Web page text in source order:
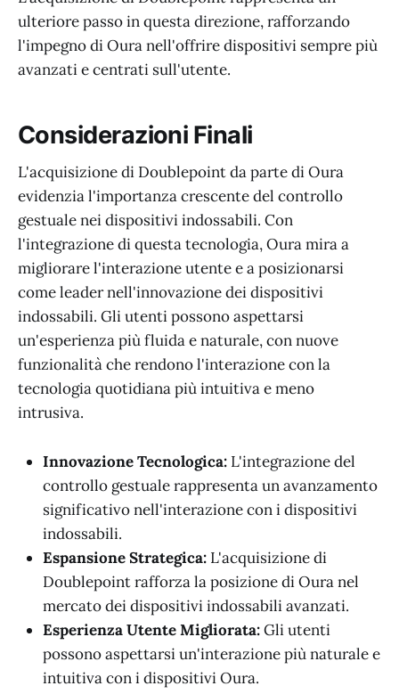
ulteriore passo in questa direzione, rafforzando
l'impegno di Oura nell'offrire dispositivi sempre più
avanzati e centrati sull'utente.
Considerazioni Finali
L'acquisizione di Doublepoint da parte di Oura
evidenzia l'importanza crescente del controllo
gestuale nei dispositivi indossabili. Con
l'integrazione di questa tecnologia, Oura mira a
migliorare l'interazione utente e a posizionarsi
come leader nell'innovazione dei dispositivi
indossabili. Gli utenti possono aspettarsi
un'esperienza più fluida e naturale, con nuove
funzionalità che rendono l'interazione con la
tecnologia quotidiana più intuitiva e meno
intrusiva.
Innovazione Tecnologica: L'integrazione del
controllo gestuale rappresenta un avanzamento
significativo nell'interazione con i dispositivi
indossabili.
Espansione Strategica: L'acquisizione di
Doublepoint rafforza la posizione di Oura nel
mercato dei dispositivi indossabili avanzati.
Esperienza Utente Migliorata:Gli utenti
possono aspettarsi un'interazione più naturale e
intuitiva con i dispositivi Oura.